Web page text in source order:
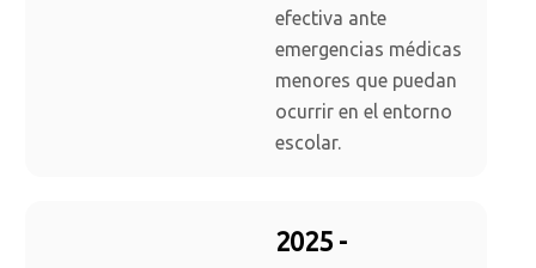
efectiva ante
emergencias médicas
menores que puedan
ocurrir en el entorno
escolar.
2025 -